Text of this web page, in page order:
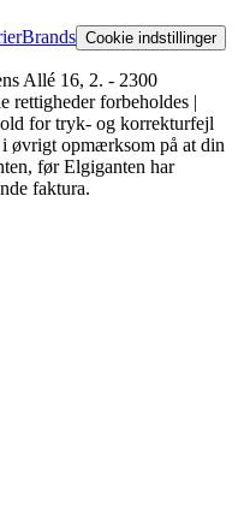
Brands Cookie indstillinger
Allé 16, 2. - 2300
rettigheder forbeholdes |
for tryk- og korrekturfejl
øvrigt opmærksom på at din
før Elgiganten har
faktura.